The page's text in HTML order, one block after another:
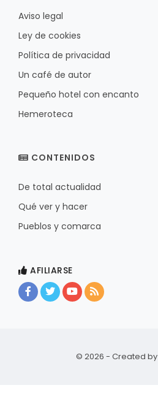
Aviso legal
Ley de cookies
Política de privacidad
Un café de autor
Pequeño hotel con encanto
Hemeroteca
CONTENIDOS
De total actualidad
Qué ver y hacer
Pueblos y comarca
AFILIARSE
© 2026 - Created by